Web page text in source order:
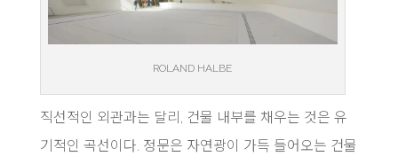
ROLAND HALBE
직선적인 외관과는 달리, 건물 내부를 채우는 것은 유
기적인 곡선이다. 정문은 자연광이 가득 들어오는 건물